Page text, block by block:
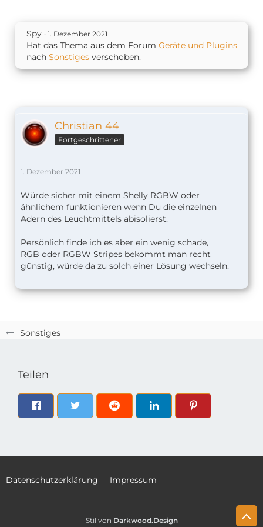
Sonstiges
Spy 1. Dezember 2021
Hat das Thema aus dem Forum Geräte und Plugins
nach Sonstiges verschoben.
Christian 44
Fortgeschrittener
1. Dezember 2021
Würde sicher mit einem Shelly RGBW oder
ähnlichem funktionieren wenn Du die einzelnen
Adern des Leuchtmittels abisolierst.
Persönlich finde ich es aber ein wenig schade,
RGB oder RGBW Stripes bekommt man recht
günstig, würde da zu solch einer Lösung wechseln.
Teilen
Datenschutzerklärung Impressum
Stil von Darkwood.Design